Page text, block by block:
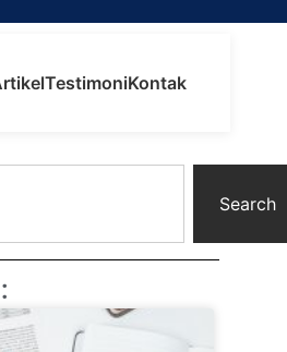
TestimoniKontak
Search